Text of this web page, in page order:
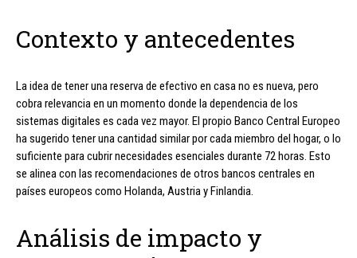
Contexto y antecedentes
La idea de tener una reserva de efectivo en casa no es nueva, pero
cobra relevancia en un momento donde la dependencia de los
sistemas digitales es cada vez mayor. El propio Banco Central Europeo
ha sugerido tener una cantidad similar por cada miembro del hogar, o lo
suficiente para cubrir necesidades esenciales durante 72 horas. Esto
se alinea con las recomendaciones de otros bancos centrales en
países europeos como Holanda, Austria y Finlandia.
Análisis de impacto y